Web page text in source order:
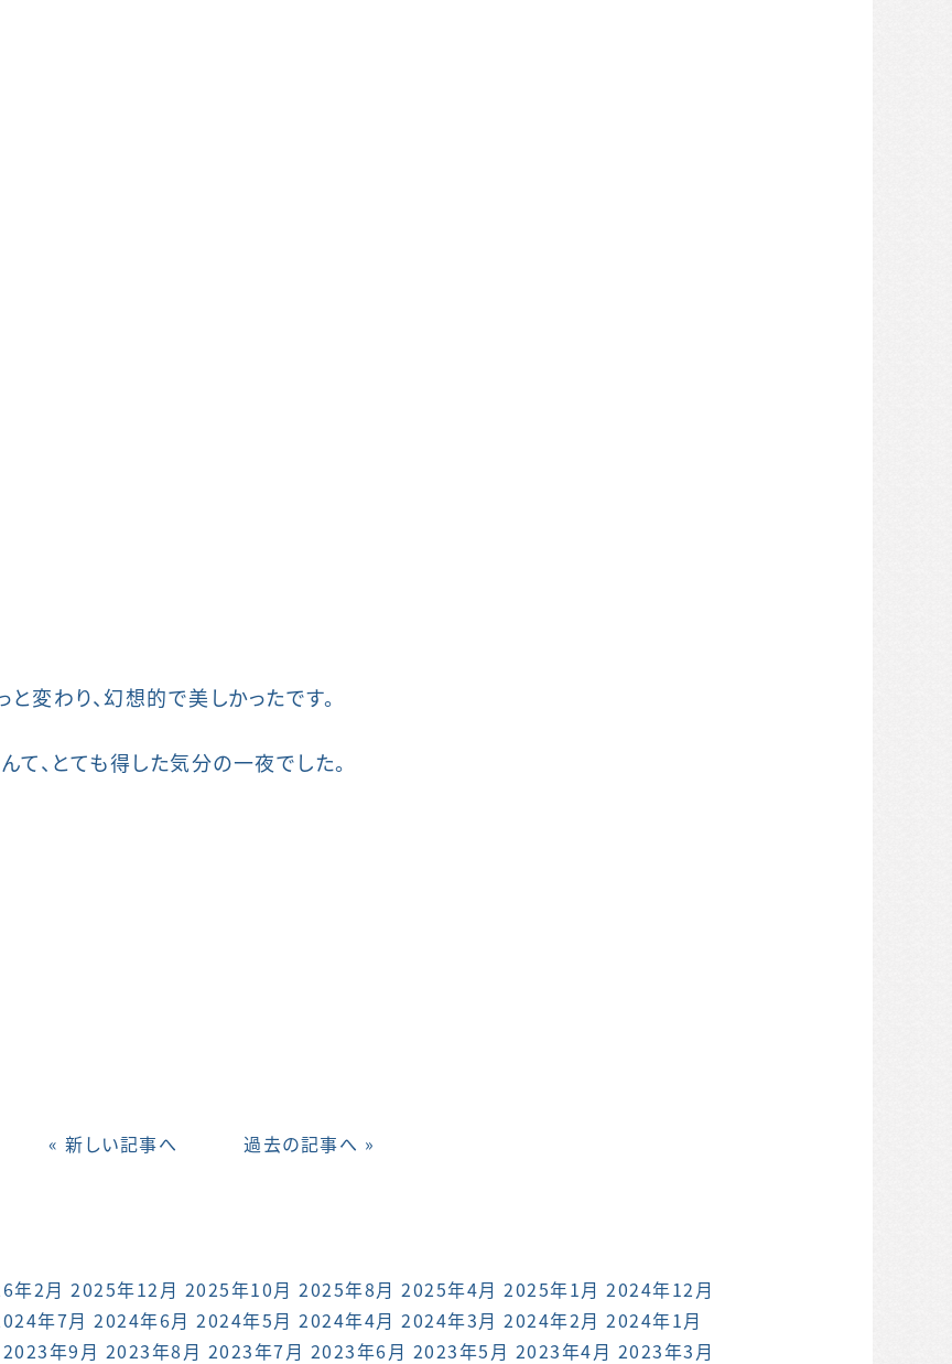
変わり、幻想的で美しかったです。
、とても得した気分の一夜でした。
« 新しい記事へ 過去の記事へ »
年2月 2025年12月 2025年10月 2025年8月 2025年4月 2025年1月 2024年12月
年7月 2024年6月 2024年5月 2024年4月 2024年3月 2024年2月 2024年1月
2023年9月 2023年8月 2023年7月 2023年6月 2023年5月 2023年4月 2023年3月